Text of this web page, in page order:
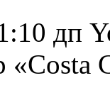
дп